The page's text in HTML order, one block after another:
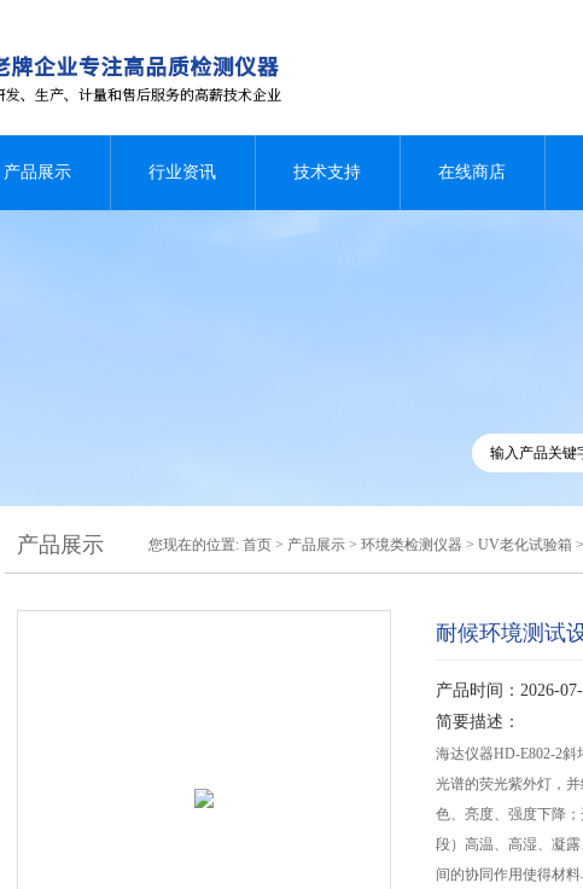
产品展示 行业资讯 技术支持 在线商店
产品展示 您现在的位置: 首页 > 产品展示 > 环境类检测仪器 > UV老化试验箱
耐候环境测试
产品时间：2026-
简要描述：
海达仪器HD-E802-2
光谱的荧光紫外灯，
色、亮度、强度下降
段）高温、高湿、凝
间的协同作用使得材